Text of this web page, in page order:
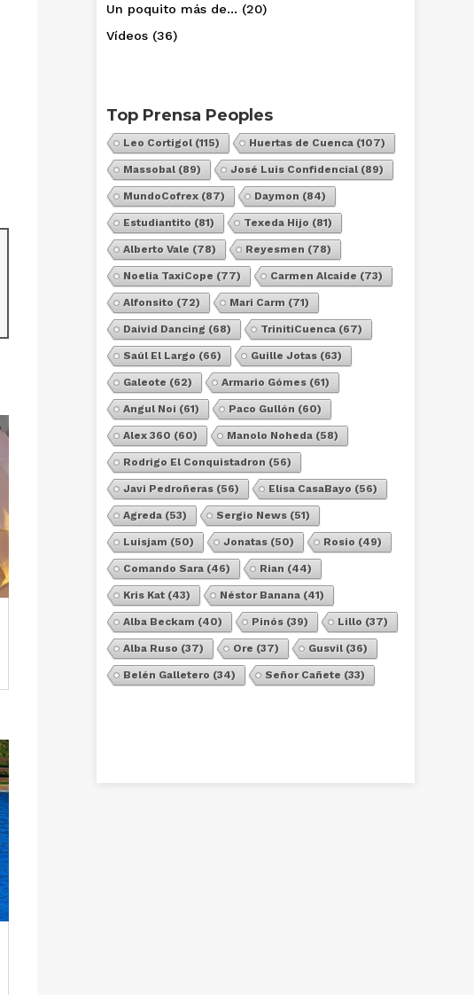
Un poquito más de… (20)
Vídeos (36)
Top Prensa Peoples
Leo Cortigol (115) Huertas de Cuenca (107)
Massobal (89) José Luis Confidencial (89)
MundoCofrex (87) Daymon (84)
Estudiantito (81) Texeda Hijo (81)
Alberto Vale (78) Reyesmen (78)
Noelia TaxiCope (77) Carmen Alcaide (73)
Alfonsito (72) Mari Carm (71)
Daivid Dancing (68) TrinitiCuenca (67)
Saúl El Largo (66) Guille Jotas (63)
Galeote (62) Armario Gómes (61)
Angul Noi (61) Paco Gullón (60)
Alex 360 (60) Manolo Noheda (58)
Rodrigo El Conquistadron (56)
Javi Pedroñeras (56) Elisa CasaBayo (56)
Agreda (53) Sergio News (51)
Luisjam (50) Jonatas (50) Rosio (49)
Comando Sara (46) Rian (44)
Kris Kat (43) Néstor Banana (41)
Alba Beckam (40) Pinós (39) Lillo (37)
Alba Ruso (37) Ore (37) Gusvil (36)
Belén Galletero (34) Señor Cañete (33)